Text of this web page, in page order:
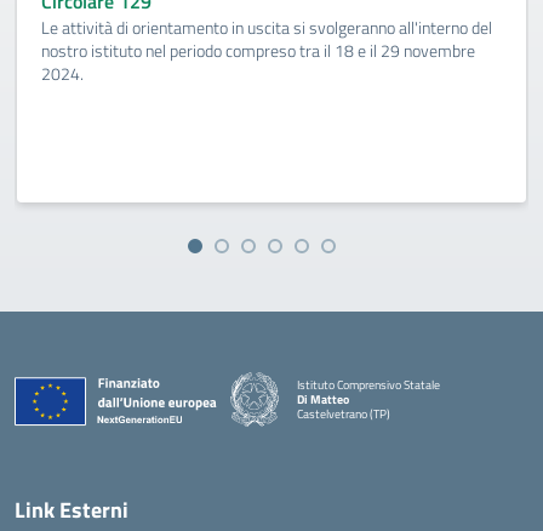
Le attività di orientamento in uscita si svolgeranno all'interno del
nostro istituto nel periodo compreso tra il 18 e il 29 novembre
2024.
Istituto Comprensivo Statale
Di Matteo
Castelvetrano (TP)
Link Esterni